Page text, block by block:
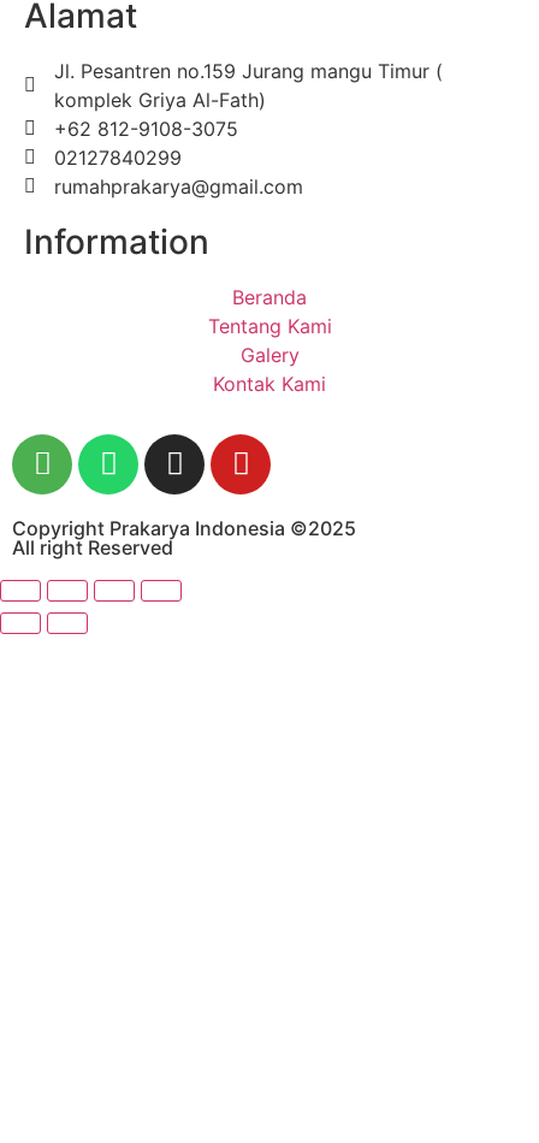
Alamat
Jl. Pesantren no.159 Jurang mangu Timur (
komplek Griya Al-Fath)
+62 812-9108-3075
02127840299
rumahprakarya@gmail.com
Information
Beranda
Tentang Kami
Galery
Kontak Kami
Copyright Prakarya Indonesia ©2025
All right Reserved